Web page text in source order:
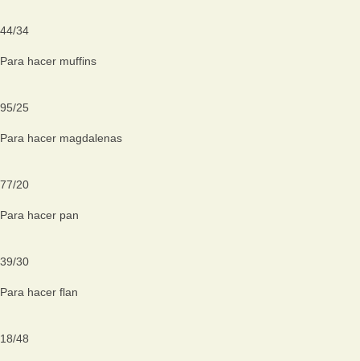
44/34
Para hacer muffins
95/25
Para hacer magdalenas
77/20
Para hacer pan
39/30
Para hacer flan
18/48